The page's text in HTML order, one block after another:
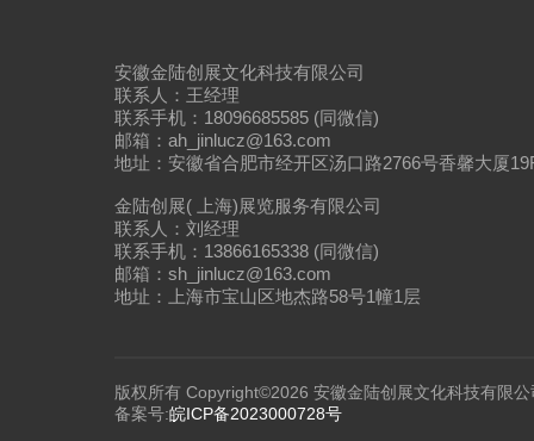
安徽金陆创展文化科技有限公司
联系人：王经理
联系手机：18096685585 (同微信)
邮箱：ah_jinlucz@163.com
地址：安徽省合肥市经开区汤口路2766号香馨大厦
金陆创展( 上海)展览服务有限公司
联系人：刘经理
联系手机：13866165338 (同微信)
邮箱：sh_jinlucz@163.com
地址：上海市宝山区地杰路58号1幢1层
版权所有 Copyright©2026 安徽金陆创展文化科技有限公
备案号:皖ICP备2023000728号